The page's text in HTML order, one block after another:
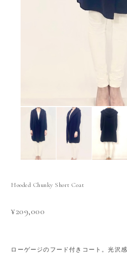
Hooded Chunky Short Coat
¥209,000
ローゲージのフード付きコート。光沢